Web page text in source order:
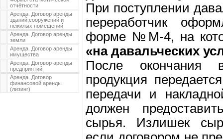
отчётности
Аренда. Договор аренды
зданий,сооружений и
нежилых помещений
Аренда. Договор аренды
земли
Аренда. Договор аренды
имущества
Аренда. Договор аренды
предприятий
Аренда. Договор
финансовой аренды
(лизинг)
При поступлении
переработчик
форме №М-4, на
«на давальческих
После окончания
продукция
передачи и
должен
сырья. Излишек